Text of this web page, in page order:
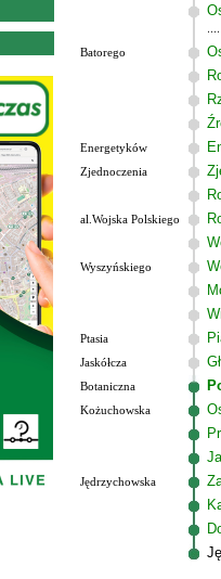
Batorego
Energetyków
Zjednoczenia
al.Wojska Polskiego
Wyszyńskiego
Ptasia
Jaskółcza
Botaniczna
Kożuchowska
Jędrzychowska